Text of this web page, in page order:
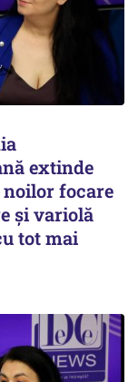
extinde
focare
și variolă
tot mai